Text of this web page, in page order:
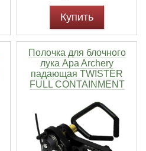
Купить
Полочка для блочного
лука Apa Archery
падающая TWISTER
FULL CONTAINMENT